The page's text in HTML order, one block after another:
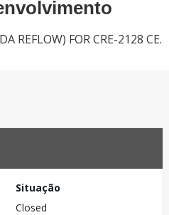
REFLOW) FOR CRE-2128 CE.
Situação
Closed